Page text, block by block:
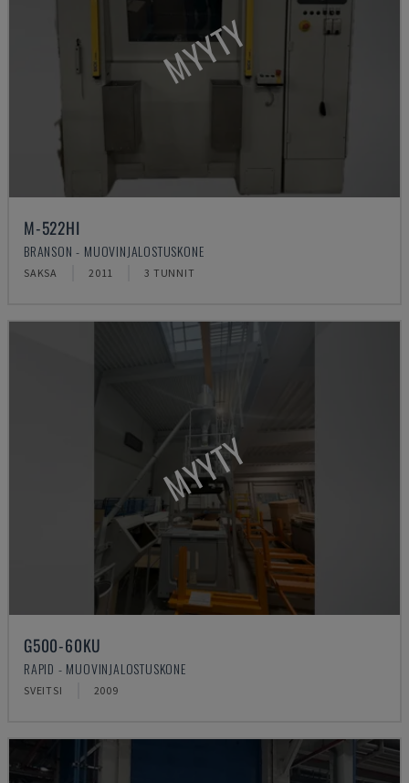
MYYTY
M-522HI
BRANSON - MUOVINJALOSTUSKONE
SAKSA 2011 3 TUNNIT
MYYTY
G500-60KU
RAPID - MUOVINJALOSTUSKONE
SVEITSI 2009